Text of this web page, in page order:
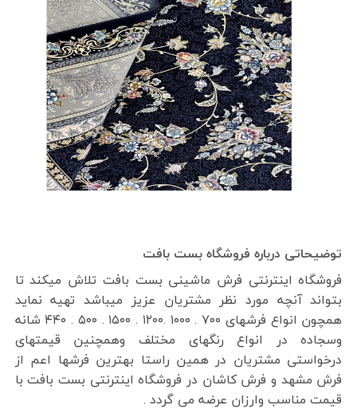
توضیحاتی درباره فروشگاه بست بافت
فروشگاه اینترنتی فرش ماشینی بست بافت تلاش میکند تا
بتواند آنچه مورد نظر مشتریان عزیز میباشد تهیه نماید
همچون انواع فرشهای ۷۰۰ . ۱۰۰۰ .۱۲۰۰ . ۱۵۰۰ . ۵۰۰ . ۴۴۰ شانه
وسجاده در انواع رنگهای مختلف وهمچنین قیمتهای
درخواستی مشتریان در همین راستا بهترین فرشها اعم از
فرش مشهد و فرش کاشان در فروشگاه اینترنتی بست بافت با
قیمت مناسب وارزان عرضه می گردد .